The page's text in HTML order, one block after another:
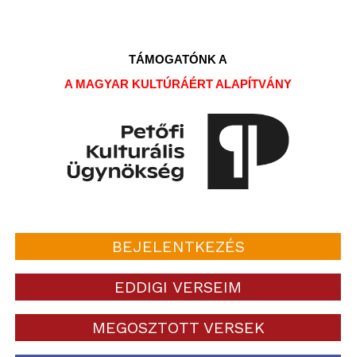
TÁMOGATÓNK A
A MAGYAR KULTÚRÁÉRT ALAPÍTVÁNY
BEJELENTKEZÉS
EDDIGI VERSEIM
MEGOSZTOTT VERSEK